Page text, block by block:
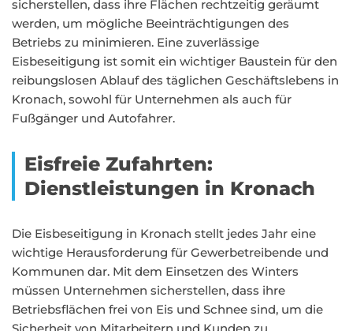
sicherstellen, dass ihre Flächen rechtzeitig geräumt
werden, um mögliche Beeinträchtigungen des
Betriebs zu minimieren. Eine zuverlässige
Eisbeseitigung ist somit ein wichtiger Baustein für den
reibungslosen Ablauf des täglichen Geschäftslebens in
Kronach, sowohl für Unternehmen als auch für
Fußgänger und Autofahrer.
Eisfreie Zufahrten:
Dienstleistungen in Kronach
Die Eisbeseitigung in Kronach stellt jedes Jahr eine
wichtige Herausforderung für Gewerbetreibende und
Kommunen dar. Mit dem Einsetzen des Winters
müssen Unternehmen sicherstellen, dass ihre
Betriebsflächen frei von Eis und Schnee sind, um die